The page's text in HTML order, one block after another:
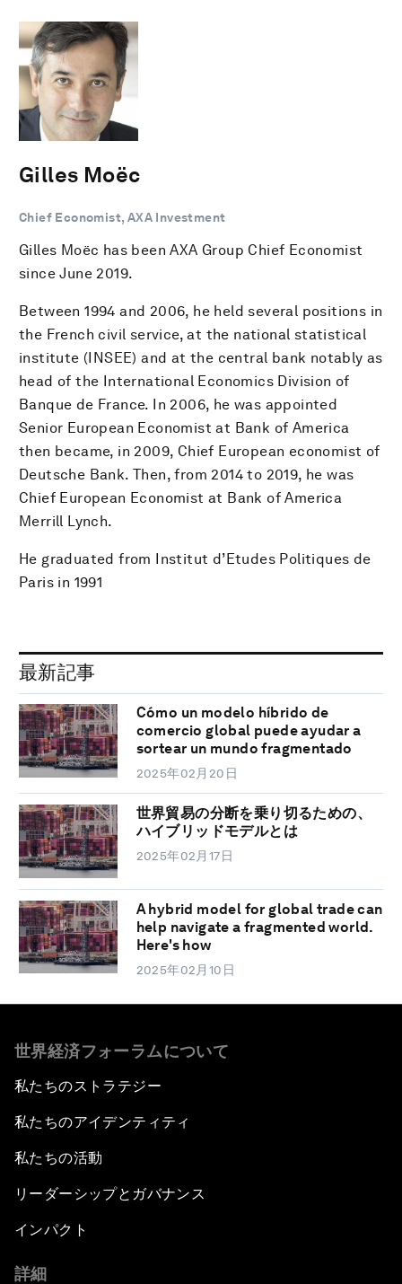
Gilles Moëc
Chief Economist, AXA Investment
Gilles Moëc has been AXA Group Chief Economist
since June 2019.
Between 1994 and 2006, he held several positions in
the French civil service, at the national statistical
institute (INSEE) and at the central bank notably as
head of the International Economics Division of
Banque de France. In 2006, he was appointed
Senior European Economist at Bank of America
then became, in 2009, Chief European economist of
Deutsche Bank. Then, from 2014 to 2019, he was
Chief European Economist at Bank of America
Merrill Lynch.
He graduated from Institut d’Etudes Politiques de
Paris in 1991
最新記事
Cómo un modelo híbrido de
comercio global puede ayudar a
sortear un mundo fragmentado
2025年02月20日
世界貿易の分断を乗り切るための、
ハイブリッドモデルとは
2025年02月17日
A hybrid model for global trade can
help navigate a fragmented world.
Here's how
2025年02月10日
世界経済フォーラムについて
私たちのストラテジー
私たちのアイデンティティ
私たちの活動
リーダーシップとガバナンス
インパクト
詳細